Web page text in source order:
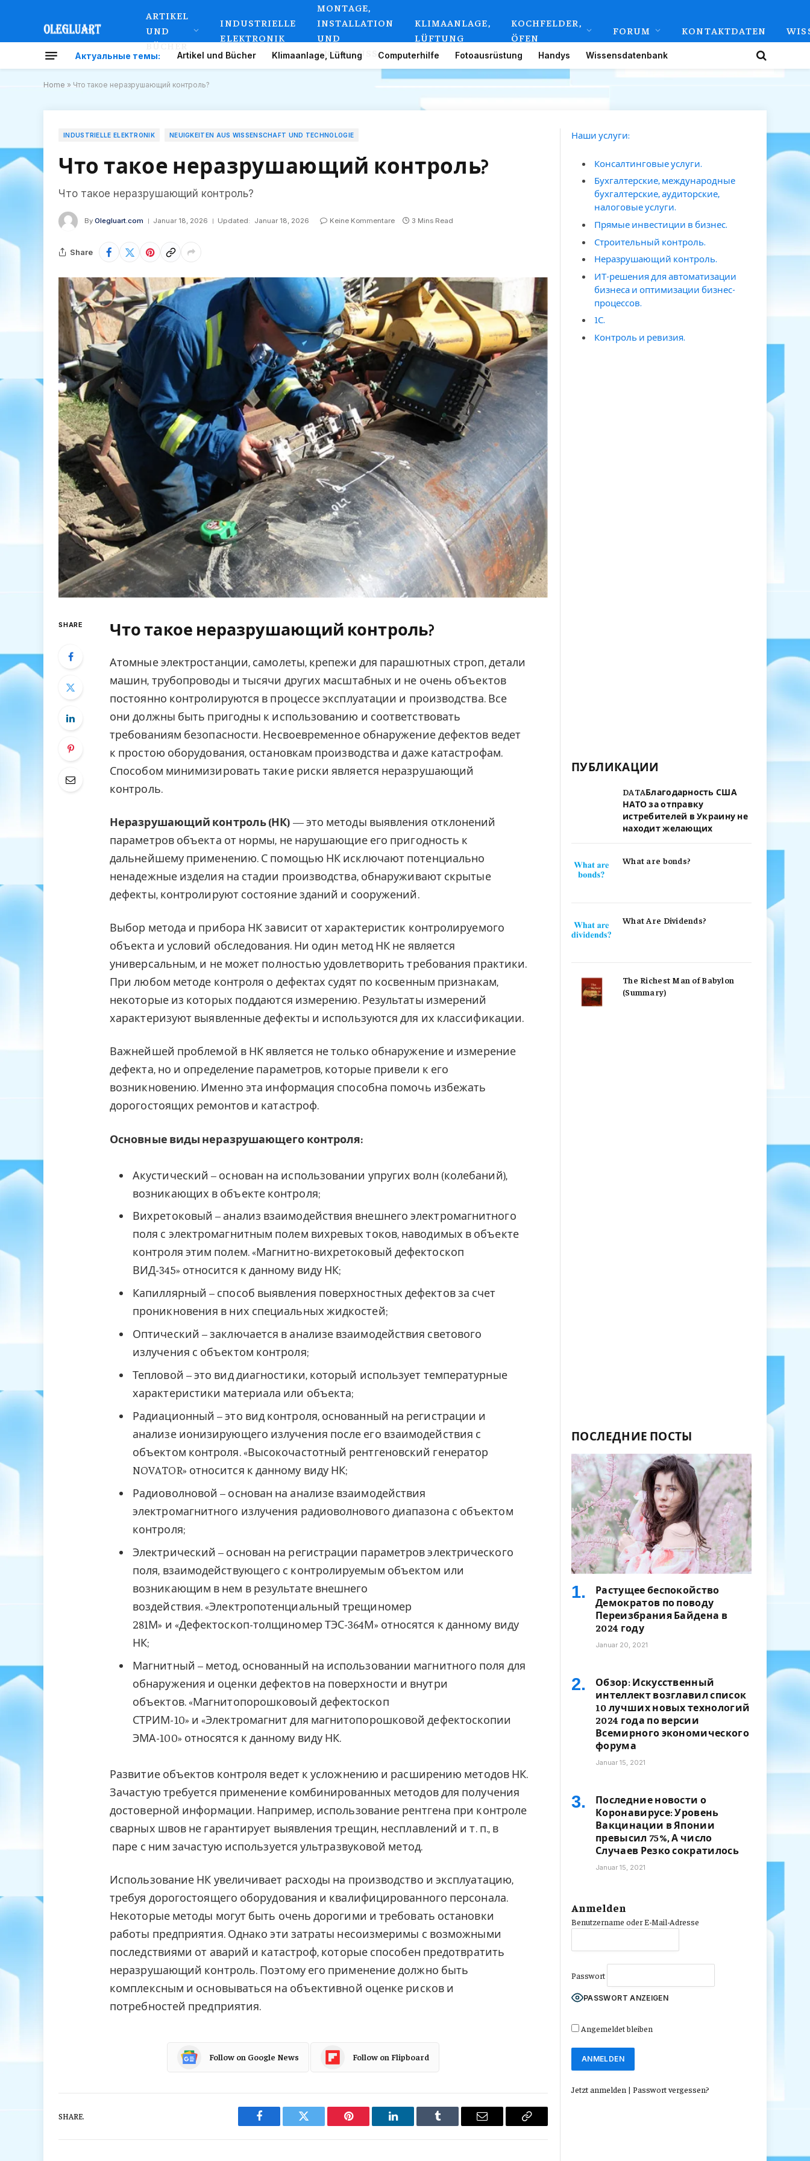
ARTIKEL
UND
BÜCHER
INDUSTRIELLE
ELEKTRONIK
MONTAGE,
INSTALLATION
UND
ANSCHLUSS
KLIMAANLAGE,
LÜFTUNG
KOCHFELDER,
ÖFEN
FORUM KONTAKTDATEN
Актуальные темы: Artikel und Bücher Klimaanlage, Lüftung Computerhilfe Fotoausrüstung Handys Wissensdatenbank
Home » Что такое неразрушающий контроль?
INDUSTRIELLE ELEKTRONIK NEUIGKEITEN AUS WISSENSCHAFT UND TECHNOLOGIE
Что такое неразрушающий контроль?
Что такое неразрушающий контроль?
By Olegluart.com Januar 18, 2026 Updated: Januar 18, 2026 Keine Kommentare 3 Mins Read
Share
SHARE Что такое неразрушающий контроль?
Атомные электростанции, самолеты, крепежи для парашютных строп, детали
машин, трубопроводы и тысячи других масштабных и не очень объектов
постоянно контролируются в процессе эксплуатации и производства. Все
они должны быть пригодны к использованию и соответствовать
требованиям безопасности. Несвоевременное обнаружение дефектов ведет
к простою оборудования, остановкам производства и даже катастрофам.
Способом минимизировать такие риски является неразрушающий
контроль.
Неразрушающий контроль (НК) — это методы выявления отклонений
параметров объекта от нормы, не нарушающие его пригодность к
дальнейшему применению. С помощью НК исключают потенциально
ненадежные изделия на стадии производства, обнаруживают скрытые
дефекты, контролируют состояние зданий и сооружений.
Выбор метода и прибора НК зависит от характеристик контролируемого
объекта и условий обследования. Ни один метод НК не является
универсальным, и не может полностью удовлетворить требования практики.
При любом методе контроля о дефектах судят по косвенным признакам,
некоторые из которых поддаются измерению. Результаты измерений
характеризуют выявленные дефекты и используются для их классификации.
Важнейшей проблемой в НК является не только обнаружение и измерение
дефекта, но и определение параметров, которые привели к его
возникновению. Именно эта информация способна помочь избежать
дорогостоящих ремонтов и катастроф.
Основные виды неразрушающего контроля:
Акустический – основан на использовании упругих волн (колебаний),
возникающих в объекте контроля;
Вихретоковый – ­анализ взаимодействия внешнего электромагнитного
поля с электромагнитным полем вихревых токов, наводимых в объекте
контроля этим полем. «Магнитно-вихретоковый дефектоскоп
ВИД-345» относится к данному виду НК;
Капиллярный – способ выявления поверхностных дефектов за счет
проникновения в них специальных жидкостей;
Оптический – заключается в анализе взаимодействия светового
излучения с объектом контроля;
Тепловой – это вид диагностики, который использует температурные
характеристики материала или объекта;
Радиационный – это вид контроля, основанный на регистрации и
анализе ионизирующего излучения после его взаимодействия с
объектом контроля. «Высокочастотный рентгеновский генератор
NOVATOR» относится к данному виду НК;
Радиоволновой – основан на анализе взаимодействия
электромагнитного излучения радиоволнового диапазона с объектом
контроля;
Электрический – основан на регистрации параметров электрического
поля, взаимодействующего с контролируемым объектом или
возникающим в нем в результате внешнего
воздействия. «Электропотенциальный трещиномер
281М» и «Дефектоскоп-толщиномер ТЭС-364М» относятся к данному виду
НК;
Магнитный – метод, основанный на использовании магнитного поля для
обнаружения и оценки дефектов на поверхности и внутри
объектов. «Магнитопорошковоый дефектоскоп
СТРИМ-10» и «Электромагнит для магнитопорошковой дефектоскопии
ЭМА-100» относятся к данному виду НК.
Развитие объектов контроля ведет к усложнению и расширению методов НК.
Зачастую требуется применение комбинированных методов для получения
достоверной информации. Например, использование рентгена при контроле
сварных швов не гарантирует выявления трещин, несплавлений и т. п., в
паре с ним зачастую используется ультразвуковой метод.
Использование НК увеличивает расходы на производство и эксплуатацию,
требуя дорогостоящего оборудования и квалифицированного персонала.
Некоторые методы могут быть очень дорогими и требовать остановки
работы предприятия. Однако эти затраты несоизмеримы с возможными
последствиями от аварий и катастроф, которые способен предотвратить
неразрушающий контроль. Поэтому его применение должно быть
комплексным и основываться на объективной оценке рисков и
потребностей предприятия.
Follow on Google News Follow on Flipboard
SHARE.
Facebook Twitter Pinterest LinkedIn Tumblr Email
Copy
Наши услуги:
Консалтинговые услуги.
Бухгалтерские, международные
бухгалтерские, аудиторские,
налоговые услуги.
Прямые инвестиции в бизнес.
Строительный контроль.
Неразрушающий контроль.
ИТ-решения для автоматизации
бизнеса и оптимизации бизнес-
процессов.
1С.
Контроль и ревизия.
ПУБЛИКАЦИИ
DATAБлагодарность США
НАТО за отправку
истребителей в Украину не
находит желающих
What are bonds?
What Are Dividends?
The Richest Man of Babylon
(Summary)
ПОСЛЕДНИЕ ПОСТЫ
Растущее беспокойство
Демократов по поводу
Переизбрания Байдена в
2024 году
Januar 20, 2021
Обзор: Искусственный
интеллект возглавил список
10 лучших новых технологий
2024 года по версии
Всемирного экономического
форума
Januar 15, 2021
Последние новости о
Коронавирусе: Уровень
Вакцинации в Японии
превысил 75%, А число
Случаев Резко сократилось
Januar 15, 2021
Anmelden
Benutzername oder E-Mail-Adresse
Passwort
PASSWORT ANZEIGEN
Angemeldet bleiben
Jetzt anmelden | Passwort vergessen?